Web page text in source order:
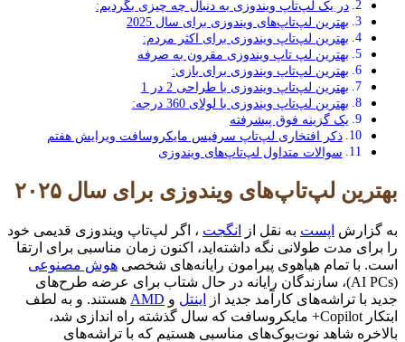
در یک لپ‌تاپ ویندوزی به دنبال چه چیزی بگردیم:
بهترین لپ‌تاپ‌های ویندوزی برای سال 2025
بهترین لپ‌تاپ ویندوزی برای اکثر مردم:
بهترین لپ تاپ ویندوزی مقرون به صرفه
بهترین لپ‌تاپ ویندوزی برای بازی:
بهترین لپ‌تاپ ویندوزی با طراحی 2 در 1
بهترین لپ‌تاپ ویندوزی با لولای 360 درجه:
یک گزینه فوق پیشرفته
ذکر افتخاری لپ‌تاپ سرفیس مایکروسافت ویرایش هفتم
سوالات متداول لپ‌تاپ‌های ویندوزی
بهترین لپ‌تاپ‌های ویندوزی برای سال ۲۰۲۵
به گزارش اپست به نقل از انگجت ، اگر لپ‌تاپ ویندوزی قدیمی خود
را برای مدت طولانی نگه داشته‌اید، اکنون زمان مناسبی برای ارتقا
است. با تمام هیاهوی پیرامون رایانه‌های شخصی هوش مصنوعی
(AI PCs)، سازندگان رایانه در حال شتاب برای عرضه طرح‌های
جدید با تراشه‌های کارآمد جدید از
اینتل و AMD هستند. و به لطف
ابتکار Copilot+ مایکروسافت که سال گذشته راه اندازی شد،
بالاخره شاهد نوت‌بوک‌های مناسبی هستیم که با تراشه‌های